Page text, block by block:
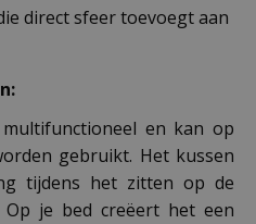
direct sfeer toevoegt aan
en kan op
gebruikt. Het kussen
tijdens het zitten op de
je bed creëert het een